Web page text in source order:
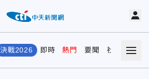
決戰2026 即時 熱門 要聞 社會 娛樂